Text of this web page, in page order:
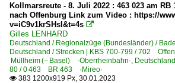
Kollmarsreute - 8. Juli 2022 : 463 023 am RB
nach Offenburg Link zum Video : https://
v=iC9v1krSHsI&t=4s 
Gilles LENHARD
Deutschland / Regionalzüge (Bundesländer) /
Deutschland / Strecken | KBS 700-799 / 702
Müllheim (– Basel) ·Oberrheinbahn·
80 / 0 463 BR 463 ·Mireo·
 383 1200x919 Px, 30.01.2023